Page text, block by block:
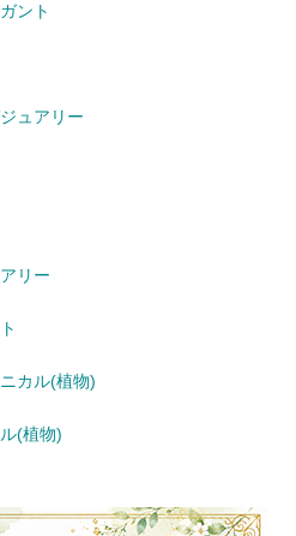
ント
ュアリー
リー
カル(植物)
(植物)